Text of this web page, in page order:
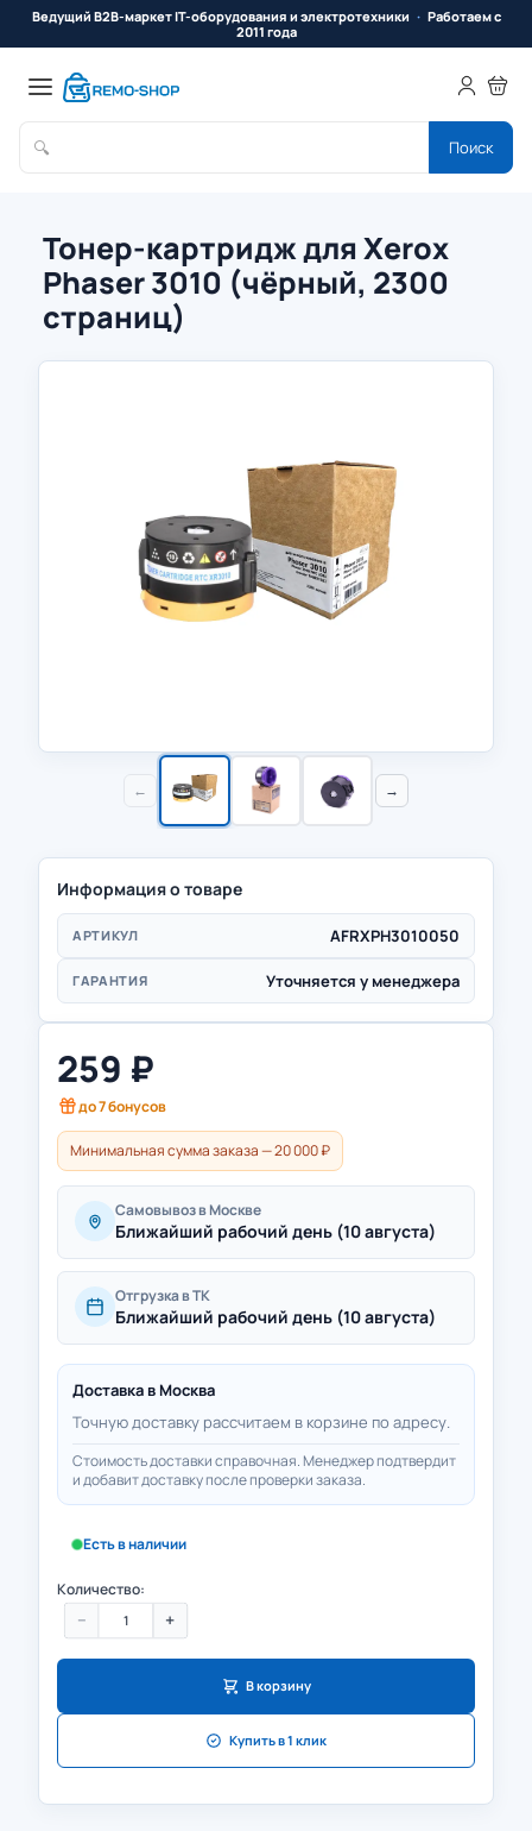
Ведущий B2B-маркет IT-оборудования и электротехники
Работаем с
2011 года
🔍 Поиск
Тонер-картридж для Xerox
Phaser 3010 (чёрный, 2300
страниц)
← →
Информация о товаре
АРТИКУЛ AFRXPH3010050
ГАРАНТИЯ Уточняется у менеджера
259 ₽
до7бонусов
Минимальная сумма заказа — 20 000 ₽
Самовывоз в Москве
Ближайший рабочий день (10 августа)
Отгрузка в ТК
Ближайший рабочий день (10 августа)
Доставка в Москва
Точную доставку рассчитаем в корзине по адресу.
Стоимость доставки справочная. Менеджер подтвердит
и добавит доставку после проверки заказа.
Есть в наличии
Количество:
− +
В корзину
Купить в 1 клик